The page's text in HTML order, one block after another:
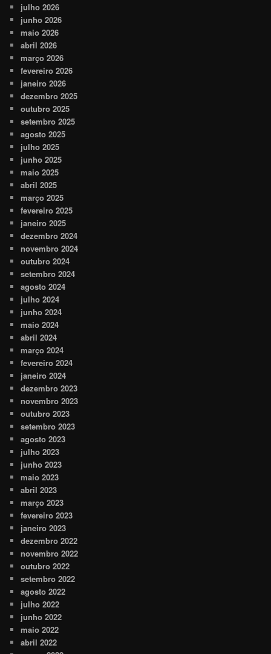
julho 2026
junho 2026
maio 2026
abril 2026
março 2026
fevereiro 2026
janeiro 2026
dezembro 2025
outubro 2025
setembro 2025
agosto 2025
julho 2025
junho 2025
maio 2025
abril 2025
março 2025
fevereiro 2025
janeiro 2025
dezembro 2024
novembro 2024
outubro 2024
setembro 2024
agosto 2024
julho 2024
junho 2024
maio 2024
abril 2024
março 2024
fevereiro 2024
janeiro 2024
dezembro 2023
novembro 2023
outubro 2023
setembro 2023
agosto 2023
julho 2023
junho 2023
maio 2023
abril 2023
março 2023
fevereiro 2023
janeiro 2023
dezembro 2022
novembro 2022
outubro 2022
setembro 2022
agosto 2022
julho 2022
junho 2022
maio 2022
abril 2022